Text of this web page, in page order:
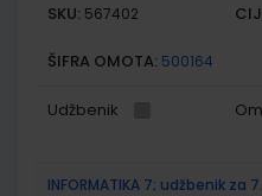
SKU: 567402
ŠIFRA OMOTA: 500164
Udžbenik
INFORMATIKA 7; udžbenik za